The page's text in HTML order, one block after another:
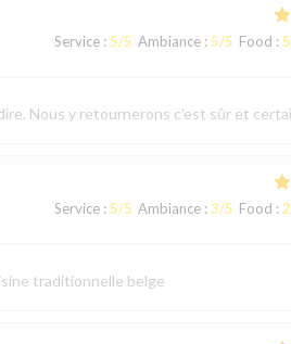
Service: 5/5 Ambiance: 5/5 Food : 5
Nous y retournerons c’est sûr et
Service: 5/5 Ambiance: 3/5 Food : 2
traditionnelle belge